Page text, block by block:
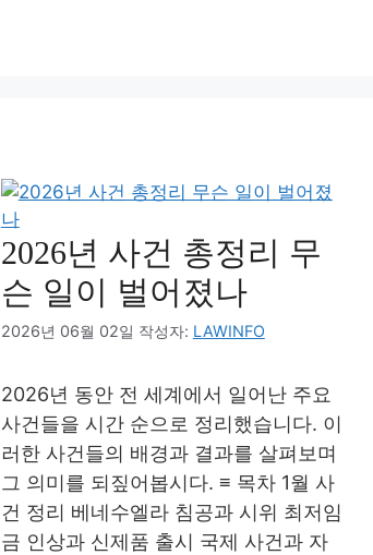
2026년 사건 총정리 무
슨 일이 벌어졌나
2026년 06월 02일 작성자: LAWINFO
2026년 동안 전 세계에서 일어난 주요
사건들을 시간 순으로 정리했습니다. 이
러한 사건들의 배경과 결과를 살펴보며
그 의미를 되짚어봅시다. ≡ 목차 1월 사
건 정리 베네수엘라 침공과 시위 최저임
금 인상과 신제품 출시 국제 사건과 자